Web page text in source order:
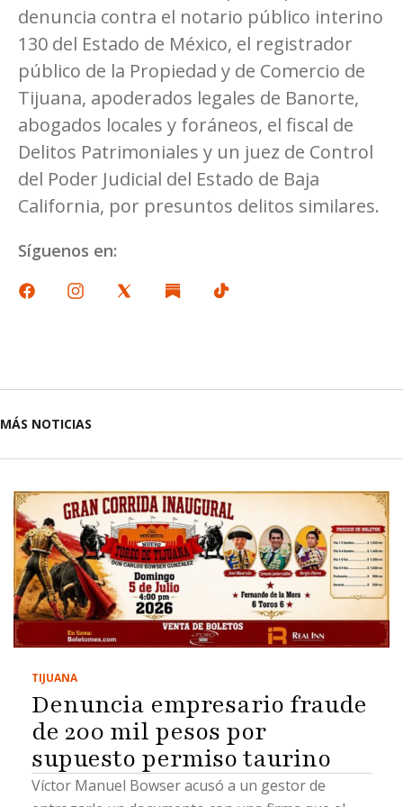
denuncia contra el notario público interino
130 del Estado de México, el registrador
público de la Propiedad y de Comercio de
Tijuana, apoderados legales de Banorte,
abogados locales y foráneos, el fiscal de
Delitos Patrimoniales y un juez de Control
del Poder Judicial del Estado de Baja
California, por presuntos delitos similares.
Síguenos en:
MÁS NOTICIAS
TIJUANA
Denuncia empresario fraude
de 200 mil pesos por
supuesto permiso taurino
Víctor Manuel Bowser acusó a un gestor de